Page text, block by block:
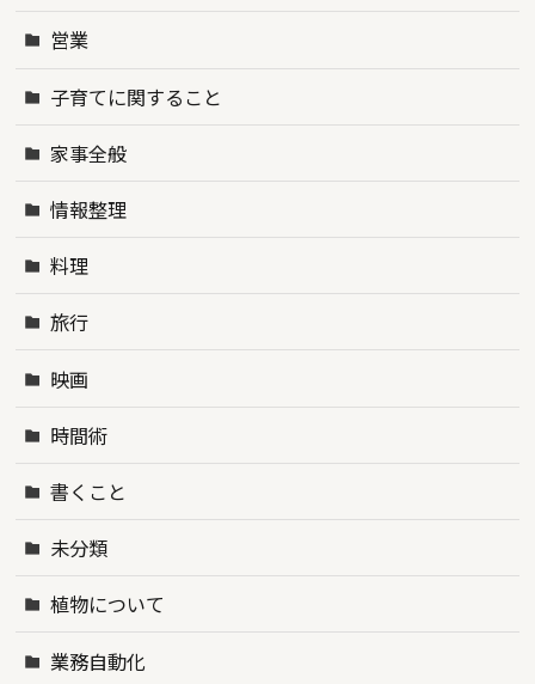
営業
子育てに関すること
家事全般
情報整理
料理
旅行
映画
時間術
書くこと
未分類
植物について
業務自動化